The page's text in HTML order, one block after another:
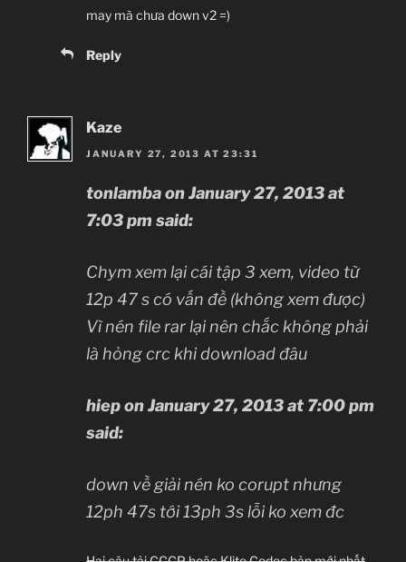
may mà chưa down v2 =)
Reply
Kaze
JANUARY 27, 2013 AT 23:31
tonlamba on January 27, 2013 at
7:03 pm said:
Chym xem lại cái tập 3 xem, video từ
12p 47 s có vấn đề (không xem được)
Vì nén file rar lại nên chắc không phải
là hỏng crc khi download đâu
hiep on January 27, 2013 at 7:00 pm
said:
down về giải nén ko corupt nhưng
12ph 47s tới 13ph 3s lỗi ko xem đc